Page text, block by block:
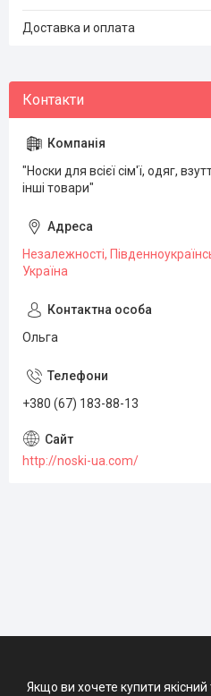
Доставка и оплата
"Носки для всієї сім'ї, одяг,
інші товари"
Незалежності,
Україна
Ольга
+380 (67) 183-88-13
http://noski-ua.com/
Якщо ви хочете купити